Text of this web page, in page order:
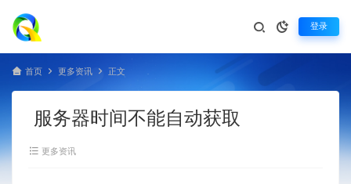
登录
首页 更多资讯 正文
服务器时间不能自动获取
更多资讯